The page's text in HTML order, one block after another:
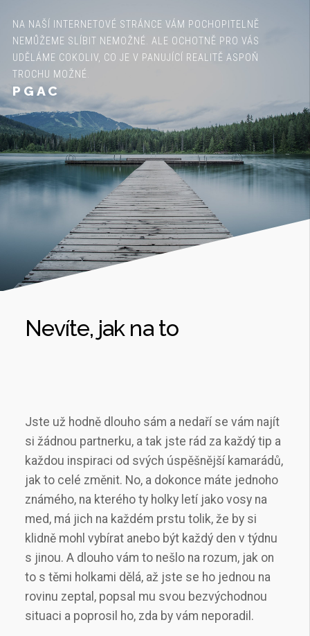
NA NAŠÍ INTERNETOVÉ STRÁNCE VÁM POCHOPITELNĚ
NEMŮŽEME SLÍBIT NEMOŽNÉ. ALE OCHOTNĚ PRO VÁS
UDĚLÁME COKOLIV, CO JE V PANUJÍCÍ REALITĚ ASPOŇ
TROCHU MOŽNÉ.
PGAC
Nevíte, jak na to
Jste už hodně dlouho sám a nedaří se vám najít
si žádnou partnerku, a tak jste rád za každý tip a
každou inspiraci od svých úspěšnější kamarádů,
jak to celé změnit. No, a dokonce máte jednoho
známého, na kterého ty holky letí jako vosy na
med, má jich na každém prstu tolik, že by si
klidně mohl vybírat anebo být každý den v týdnu
s jinou. A dlouho vám to nešlo na rozum, jak on
to s těmi holkami dělá, až jste se ho jednou na
rovinu zeptal, popsal mu svou bezvýchodnou
situaci a poprosil ho, zda by vám neporadil.